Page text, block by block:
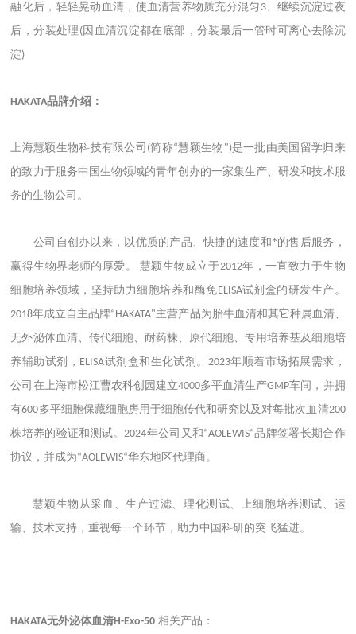
融化后，轻轻晃动血清，使血清营养物质充分混匀 3、继续沉淀过夜
后，分装处理 (因血清沉淀都在底部，分装最后一管时可离心去除沉
淀)
HAKATA品牌介绍：
上海慧颖生物科技有限公司 (简称“慧颖生物 ")是一批由美国留学归来
的致力于服务中国生物领域的青年创办的一家集生产、研发和技术服
务的生物公司。
公司自创办以来，以优质的产品、快捷的速度和*的售后服务，
赢得生物界老师的厚爱。
慧颖生物成立于2012年，一直致力于生物
细胞培养领域，坚持助力细胞培养和酶免ELISA试剂盒的研发生产。
2018年成立自主品牌“HAKATA"主营产品为胎牛血清和其它种属血清、
无外泌体血清、传代细胞、耐药株、原代细胞、专用培养基及细胞培
养辅助试剂， ELISA试剂盒和生化试剂。 2023年顺着市场拓展需求，
公司在上海市松江曹农科创园建立4000多平血清生产GMP车间，并拥
有600多平细胞保藏细胞房用于细胞传代和研究以及对每批次血清200
株培养的验证和测试。2024年公司又和 “AOLEWIS“品牌签署长期合作
协议，并成为“AOLEWIS“华东地区代理商。
慧颖生物从采血、生产过滤、理化测试、上细胞培养测试、运
输、技术支持，重视每一个环节，助力中国科研的突飞猛进。
HAKATA无外泌体血清H-Exo-50 相关产品：